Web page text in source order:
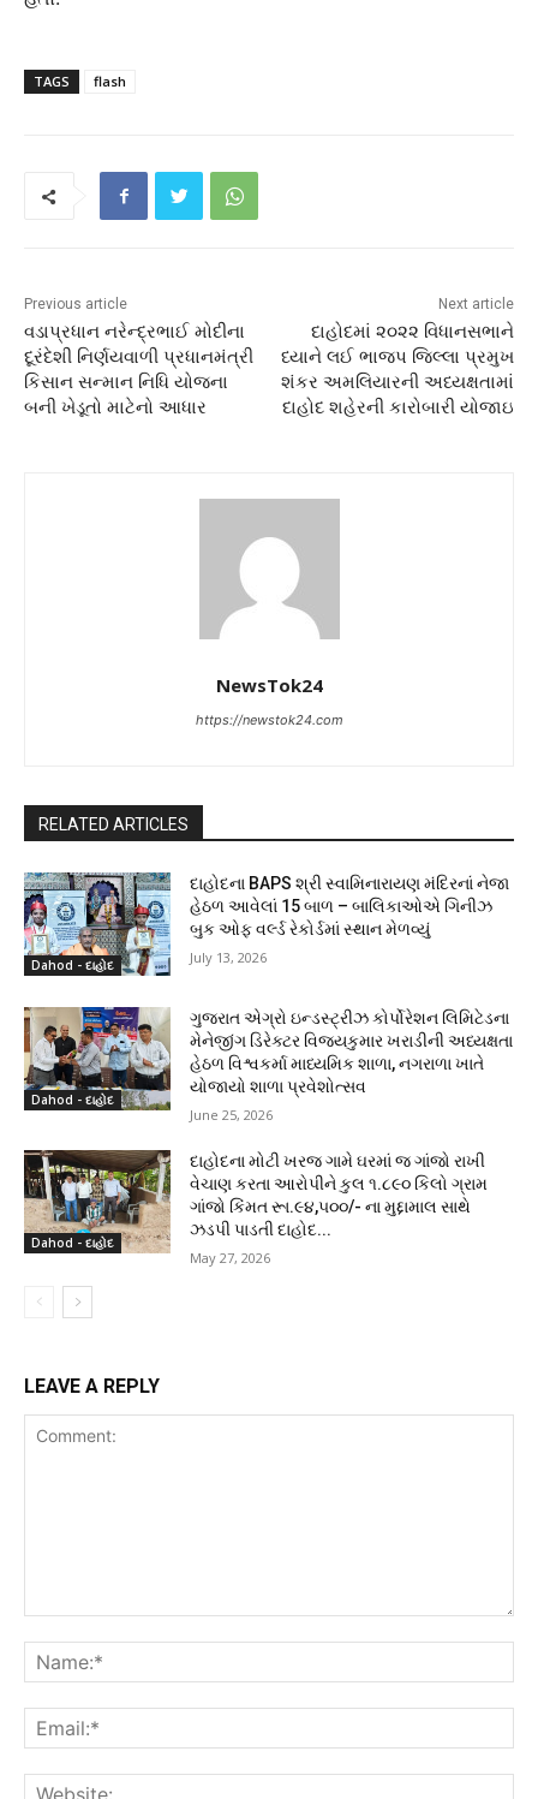
TAGS flash
Previous article
વડાપ્રધાન નરેન્દ્રભાઈ મોદીના
દૂરંદેશી નિર્ણયવાળી પ્રધાનમંત્રી
કિસાન સન્માન નિધિ યોજના
બની ખેડૂતો માટેનો આધાર
Next article
દાહોદમાં ૨૦૨૨ વિધાનસભાને
ધ્યાને લઈ ભાજપ જિલ્લા પ્રમુખ
શંકર અમલિયારની અધ્યક્ષતામાં
દાહોદ શહેરની કારોબારી યોજાઇ
NewsTok24
https://newstok24.com
RELATED ARTICLES
Dahod - દાહોદ
દાહોદના BAPS શ્રી સ્વામિનારાયણ મંદિરનાં નેજા
હેઠળ આવેલાં 15 બાળ – બાલિકાઓએ ગિનીઝ
બુક ઓફ વર્લ્ડ રેકોર્ડમાં સ્થાન મેળવ્યું
July 13, 2026
Dahod - દાહોદ
ગુજરાત એગ્રો ઇન્ડસ્ટ્રીઝ કોર્પોરેશન લિમિટેડના
મેનેજીંગ ડિરેક્ટર વિજયકુમાર ખરાડીની અધ્યક્ષતા
હેઠળ વિશ્વકર્મા માધ્યમિક શાળા, નગરાળા ખાતે
યોજાયો શાળા પ્રવેશોત્સવ
June 25, 2026
Dahod - દાહોદ
દાહોદના મોટી ખરજ ગામે ઘરમાં જ ગાંજો રાખી
વેચાણ કરતા આરોપીને કુલ ૧.૮૯૦ કિલો ગ્રામ
ગાંજો કિંમત રૂા.૯૪,૫૦૦/- ના મુદ્દામાલ સાથે
ઝડપી પાડતી દાહોદ...
May 27, 2026
LEAVE A REPLY